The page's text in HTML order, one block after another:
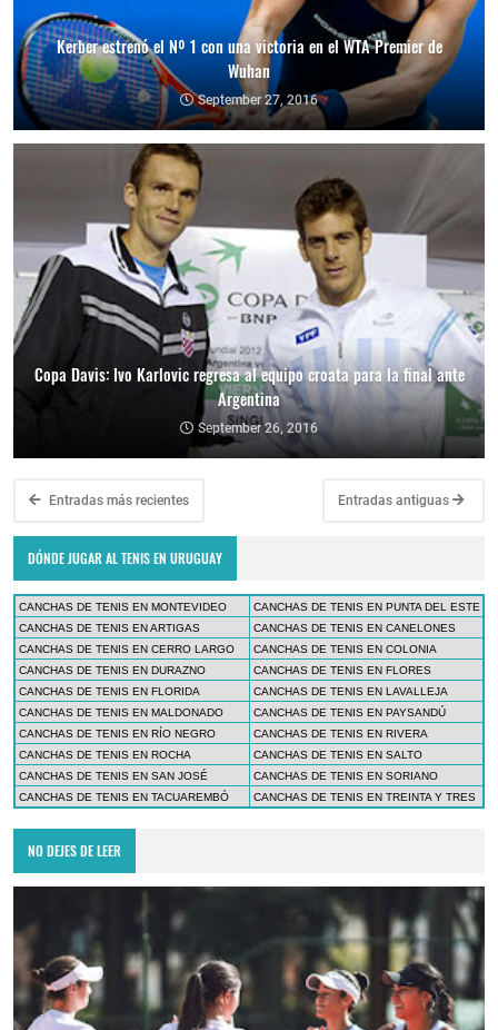
Kerber estrenó el Nº 1 con una victoria en el WTA Premier de
Wuhan
September 27, 2016
Copa Davis: Ivo Karlovic regresa al equipo croata para la final ante
Argentina
September 26, 2016
Entradas más recientes Entradas antiguas
DÓNDE JUGAR AL TENIS EN URUGUAY
CANCHAS DE TENIS EN MONTEVIDEO
CANCHAS DE TENIS EN PUNTA DEL ESTE
CANCHAS DE TENIS EN ARTIGAS
CANCHAS DE TENIS EN CANELONES
CANCHAS DE TENIS EN CERRO LARGO
CANCHAS DE TENIS EN COLONIA
CANCHAS DE TENIS EN DURAZNO
CANCHAS DE TENIS EN FLORES
CANCHAS DE TENIS EN FLORIDA
CANCHAS DE TENIS EN LAVALLEJA
CANCHAS DE TENIS EN MALDONADO
CANCHAS DE TENIS EN PAYSANDÚ
CANCHAS DE TENIS EN RÍO NEGRO
CANCHAS DE TENIS EN RIVERA
CANCHAS DE TENIS EN ROCHA
CANCHAS DE TENIS EN SALTO
CANCHAS DE TENIS EN SAN JOSÉ
CANCHAS DE TENIS EN SORIANO
CANCHAS DE TENIS EN TACUAREMBÓ
CANCHAS DE TENIS EN TREINTA Y TRES
NO DEJES DE LEER